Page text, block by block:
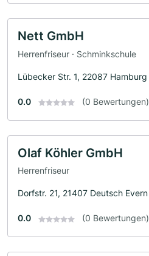
Nett GmbH
Herrenfriseur · Schminkschule
Lübecker Str. 1, 22087 Hamburg
0.0 (0 Bewertungen)
Olaf Köhler GmbH
Herrenfriseur
Dorfstr. 21, 21407 Deutsch Evern
0.0 (0 Bewertungen)